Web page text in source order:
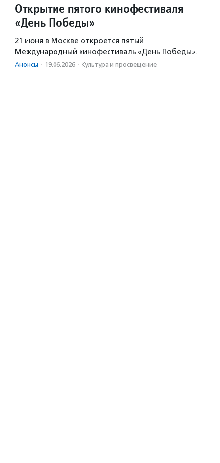
Открытие пятого кинофестиваля
«День Победы»
21 июня в Москве откроется пятый
Международный кинофестиваль «День Победы».
Анонсы · 19.06.2026 · Культура и просвещение